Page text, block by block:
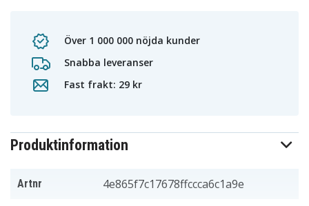
Över 1 000 000 nöjda kunder
Snabba leveranser
Fast frakt: 29 kr
Produktinformation
Artnr 4e865f7c17678ffccca6c1a9e